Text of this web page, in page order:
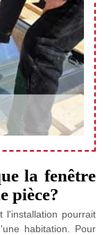
la fenêtre
pièce?
l'installation pourrait
habitation. Pour